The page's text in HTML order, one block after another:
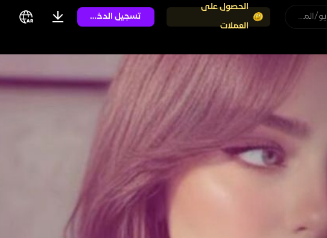
البحث عن البث المباشر/الفيديو/المستخدم
الحصول على
العملات
تسجيل الدخول